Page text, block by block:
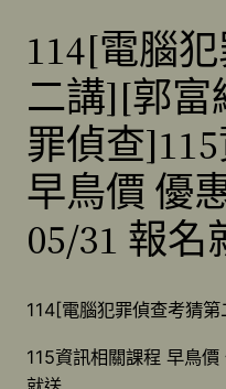
114[電腦
二講][郭
罪偵查
早鳥價 優
05/31 報名
114[電腦犯罪偵查考猜
115資訊相關課程 早鳥